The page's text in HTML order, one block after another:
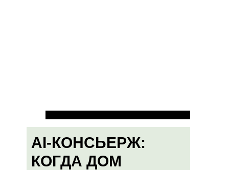
AI-КОНСЬЕРЖ:
КОГДА ДОМ